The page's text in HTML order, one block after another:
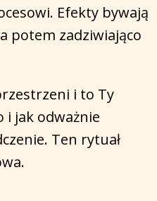
Efekty bywają
potem zadziwiająco
i to Ty
i jak odważnie
Ten rytuał